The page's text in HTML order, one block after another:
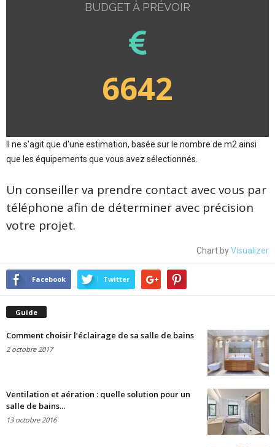
BUDGET À PRÉVOIR
6642
Il ne s'agit que d'une estimation, basée sur le nombre de m2 ainsi
que les équipements que vous avez sélectionnés.
Un conseiller va prendre contact avec vous par
téléphone afin de déterminer avec précision
votre projet.
Chart byVisualizer
Facebook Twitter
Guide
Comment choisir l’éclairage de sa salle de bains
2 octobre 2017
Ventilation et aération : quelle solution pour un
salle de bains...
13 octobre 2016